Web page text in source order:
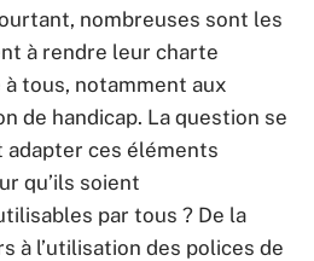
nombreuses sont les
à rendre leur charte
tous, notamment aux
de handicap. La question se
adapter ces éléments
qu’ils soient
par tous ? De la
à l’utilisation des polices de